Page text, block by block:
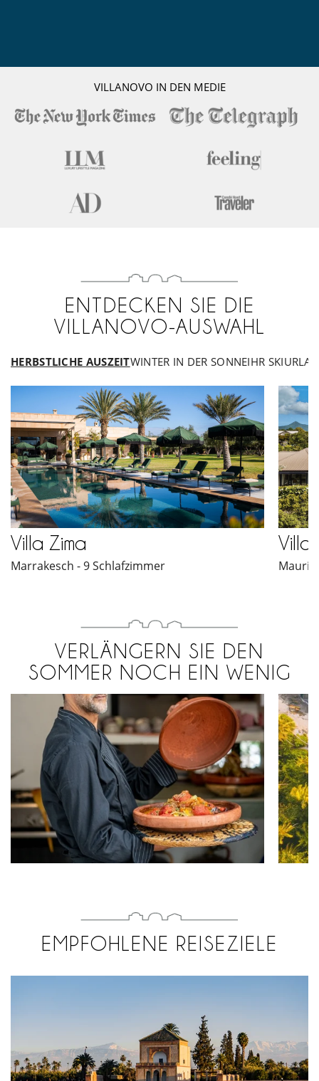
VILLANOVO IN DEN MEDIE
ENTDECKEN SIE DIE
VILLANOVO-AUSWAHL
HERBSTLICHE AUSZEITWINTER IN DER SONNEIHR
Herbstliche
Auszeit
Villa Zima
Marrakesch - 9 Schlafzimmer
Villa
VERLÄNGERN SIE DEN
SOMMER NOCH EIN WENIG
EMPFOHLENE REISEZIELE